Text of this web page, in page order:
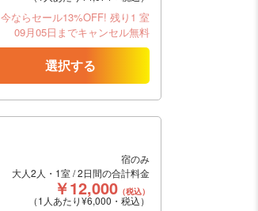
今ならセール13%OFF! 残り1 室
09月05日までキャンセル無料
選択する
宿のみ
大人2人・1室 / 2日間の合計料金
￥12,000 （税込）
（1人あたり¥6,000・税込）